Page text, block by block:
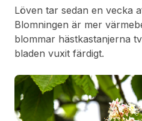
Löven tar sedan en vecka
Blomningen är mer
blommar hästkastanjerna
bladen vuxit färdigt.